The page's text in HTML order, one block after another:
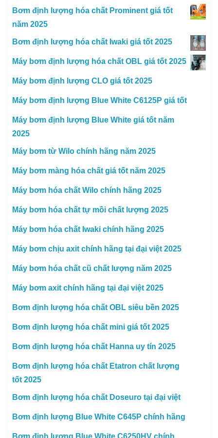
Bơm định lượng hóa chất Prominent giá tốt
năm 2025
Bơm định lượng hóa chất Iwaki giá tốt 2025
Máy bơm định lượng hóa chất OBL giá tốt 2025
Máy bơm định lượng CLO giá tốt 2025
Máy bơm định lượng Blue White C6125P giá tốt
Máy bơm định lượng Blue White giá tốt năm
2025
Máy bơm từ Wilo chính hãng năm 2025
Máy bơm màng hóa chất giá tốt năm 2025
Máy bơm hóa chất Wilo chính hãng 2025
Máy bơm hóa chất tự mồi chất lượng 2025
Máy bơm hóa chất Iwaki chính hãng 2025
Máy bơm chịu axit chính hãng tại đại việt 2025
Máy bơm hóa chất cũ chất lượng năm 2025
Máy bơm axit chính hãng tại đại việt 2025
Bơm định lượng hóa chất OBL siêu bền 2025
Bơm định lượng hóa chất mini giá tốt 2025
Bơm định lượng hóa chất Hanna uy tín 2025
Bơm định lượng hóa chất Etatron chất lượng
tốt 2025
Bơm định lượng hóa chất Doseuro tại đại việt
Bơm định lượng Blue White C645P chính hãng
Bơm định lượng Blue White C6250HV chính